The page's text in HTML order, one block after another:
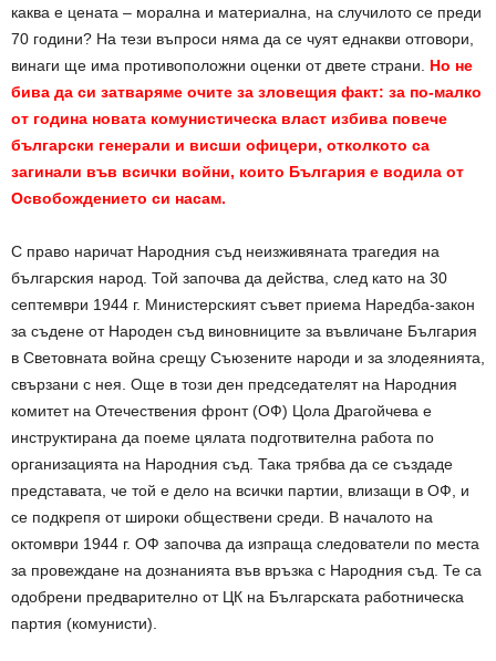
каква е цената – морална и материална, на случилото се преди
70 години? На тези въпроси няма да се чуят еднакви отговори,
винаги ще има противоположни оценки от двете страни. Но не
бива да си затваряме очите за зловещия факт: за по-малко
от година новата комунистическа власт избива повече
български генерали и висши офицери, отколкото са
загинали във всички войни, които България е водила от
Освобождението си насам.
С право наричат Народния съд неизживяната трагедия на
българския народ. Той започва да действа, след като на 30
септември 1944 г. Министерският съвет приема Наредба-закон
за съдене от Народен съд виновниците за въвличане България
в Световната война срещу Съюзените народи и за злодеянията,
свързани с нея. Още в този ден председателят на Народния
комитет на Отечествения фронт (ОФ) Цола Драгойчева е
инструктирана да поеме цялата подготвителна работа по
организацията на Народния съд. Така трябва да се създаде
представата, че той е дело на всички партии, влизащи в ОФ, и
се подкрепя от широки обществени среди. В началото на
октомври 1944 г. ОФ започва да изпраща следователи по места
за провеждане на дознанията във връзка с Народния съд. Те са
одобрени предварително от ЦК на Българската работническа
партия (комунисти).